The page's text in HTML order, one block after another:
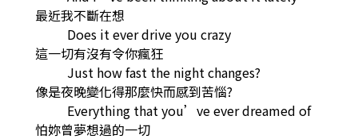
最近我不斷在想
Does it ever drive you crazy
這一切有沒有令你瘋狂
Just how fast the night changes?
像是夜晚變化得那麼快而感到苦惱?
Everything that you’ve ever dreamed of
怕妳曾夢想過的一切